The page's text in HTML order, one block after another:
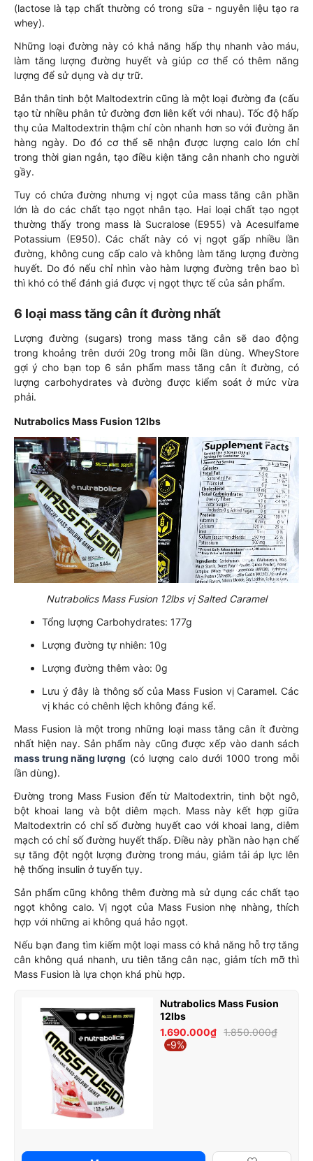
(lactose là tạp chất thường có trong sữa - nguyên liệu tạo ra
whey).
Những loại đường này có khả năng hấp thụ nhanh vào máu,
làm tăng lượng đường huyết và giúp cơ thể có thêm năng
lượng để sử dụng và dự trữ.
Bản thân tinh bột Maltodextrin cũng là một loại đường đa (cấu
tạo từ nhiều phân tử đường đơn liên kết với nhau). Tốc độ hấp
thụ của Maltodextrin thậm chí còn nhanh hơn so với đường ăn
hàng ngày. Do đó cơ thể sẽ nhận được lượng calo lớn chỉ
trong thời gian ngắn, tạo điều kiện tăng cân nhanh cho người
gầy.
Tuy có chứa đường nhưng vị ngọt của mass tăng cân phần
lớn là do các chất tạo ngọt nhân tạo. Hai loại chất tạo ngọt
thường thấy trong mass là Sucralose (E955) và Acesulfame
Potassium (E950). Các chất này có vị ngọt gấp nhiều lần
đường, không cung cấp calo và không làm tăng lượng đường
huyết. Do đó nếu chỉ nhìn vào hàm lượng đường trên bao bì
thì khó có thể đánh giá được vị ngọt thực tế của sản phẩm.
6 loại mass tăng cân ít đường nhất
Lượng đường (sugars) trong mass tăng cân sẽ dao động
trong khoảng trên dưới 20g trong mỗi lần dùng. WheyStore
gợi ý cho bạn top 6 sản phẩm mass tăng cân ít đường, có
lượng carbohydrates và đường được kiểm soát ở mức vừa
phải.
Nutrabolics Mass Fusion 12lbs
Nutrabolics Mass Fusion 12lbs vị Salted Caramel
Tổng lượng Carbohydrates: 177g
Lượng đường tự nhiên: 10g
Lượng đường thêm vào: 0g
Lưu ý đây là thông số của Mass Fusion vị Caramel. Các
vị khác có chênh lệch không đáng kể.
Mass Fusion là một trong những loại mass tăng cân ít đường
nhất hiện nay. Sản phẩm này cũng được xếp vào danh sách
mass trung năng lượng (có lượng calo dưới 1000 trong mỗi
lần dùng).
Đường trong Mass Fusion đến từ Maltodextrin, tinh bột ngô,
bột khoai lang và bột diêm mạch. Mass này kết hợp giữa
Maltodextrin có chỉ số đường huyết cao với khoai lang, diêm
mạch có chỉ số đường huyết thấp. Điều này phần nào hạn chế
sự tăng đột ngột lượng đường trong máu, giảm tải áp lực lên
hệ thống insulin ở tuyến tụy.
Sản phẩm cũng không thêm đường mà sử dụng các chất tạo
ngọt không calo. Vị ngọt của Mass Fusion nhẹ nhàng, thích
hợp với những ai không quá hảo ngọt.
Nếu bạn đang tìm kiếm một loại mass có khả năng hỗ trợ tăng
cân không quá nhanh, ưu tiên tăng cân nạc, giảm tích mỡ thì
Mass Fusion là lựa chọn khá phù hợp.
Nutrabolics Mass Fusion
12lbs
1.690.000₫ 1.850.000₫
-9%